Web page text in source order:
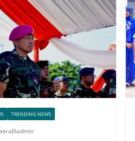
TRENDING NEWS